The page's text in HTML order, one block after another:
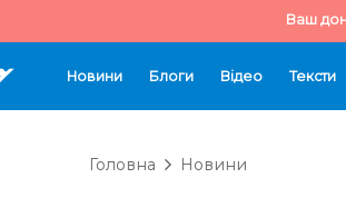
Ваш
Новини Блоги Відео Тексти
Головна Новини